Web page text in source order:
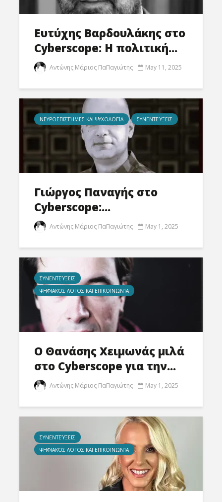
Ευτύχης Βαρδουλάκης στο
Cyberscope: Η πολιτική...
Αντώνης Μάριος ΠαΠαγιώτης May 11, 2025
ΝΕΥΡΟΕΠΙΣΤΉΜΕΣ ΚΑΙ ΨΥΧΟΛΟΓΊΑ ΣΥΝΕΝΤΕΎΞΕΙΣ
Γιώργος Παναγής στο
Cyberscope:...
Αντώνης Μάριος ΠαΠαγιώτης May 1, 2025
ΣΥΝΕΝΤΕΎΞΕΙΣ
ΨΗΦΙΑΚΌΣ ΛΌΓΟΣ ΚΑΙ ΕΠΙΚΟΙΝΩΝΊΑ
Ο Θανάσης Χειμωνάς μιλά
στο Cyberscope για την...
Αντώνης Μάριος ΠαΠαγιώτης May 1, 2025
ΣΥΝΕΝΤΕΎΞΕΙΣ
ΨΗΦΙΑΚΌΣ ΛΌΓΟΣ ΚΑΙ ΕΠΙΚΟΙΝΩΝΊΑ